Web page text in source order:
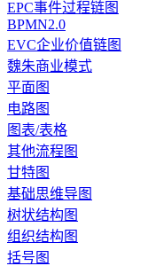
EPC事件过程链图
BPMN2.0
EVC企业价值链图
魏朱商业模式
平面图
电路图
图表/表格
其他流程图
甘特图
基础思维导图
树状结构图
组织结构图
括号图